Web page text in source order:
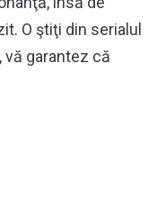
O ştiţi din serialul
vă garantez că